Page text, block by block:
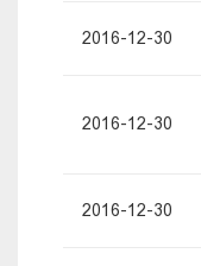
2016-12-30
2016-12-30
2016-12-30